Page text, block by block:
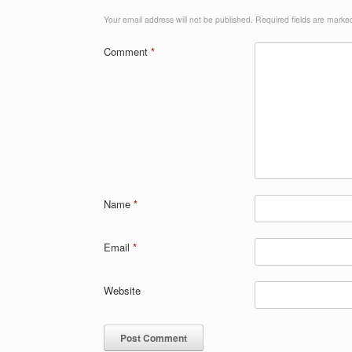
Your email address will not be published. Required fields are
Comment *
Name *
Email *
Website